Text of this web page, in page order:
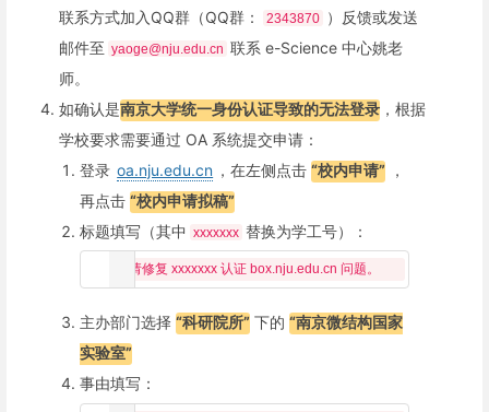
联系方式加入QQ群（QQ群：
2343870
）反馈或发送
邮件至 yaoge@nju.edu.cn 联系 e-Science 中心姚老
师。
如确认是南京大学统一身份认证导致的无法登录 ，根据
学校要求需要通过 OA 系统提交申请：
登录 oa.nju.edu.cn ，在左侧点击“校内申请” ，
再点击“校内申请拟稿”
标题填写（其中
xxxxxxx 替换为学工号）：
主办部门选择“科研院所” 下的“南京微结构国家
实验室”
事由填写：